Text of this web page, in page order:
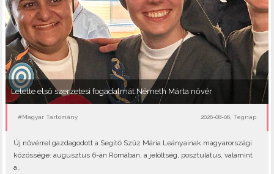
Letette első szerzetesi fogadalmát Németh Márta nővér
#Magyar Tartomány 2026-08-06, Tegnap
Új nővérrel gazdagodott a Segítő Szűz Mária Leányainak magyarországi
közössége: augusztus 6-án Rómában, a jelöltség, posztulátus, valamint
a..